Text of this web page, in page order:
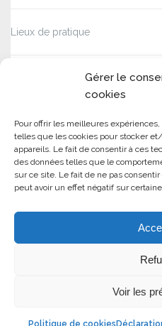
Gérer le
cookies
Pour offrir les meilleures
telles que les cookies pour stocker
appareils. Le fait de consentir à ces
des données telles que le
sur ce site. Le fait de ne pas
peut avoir un effet négatif sur
Voir les
Politique de cookies
Lieux de pratique
Sangha des Montagnes et des
Politique de confidentialité